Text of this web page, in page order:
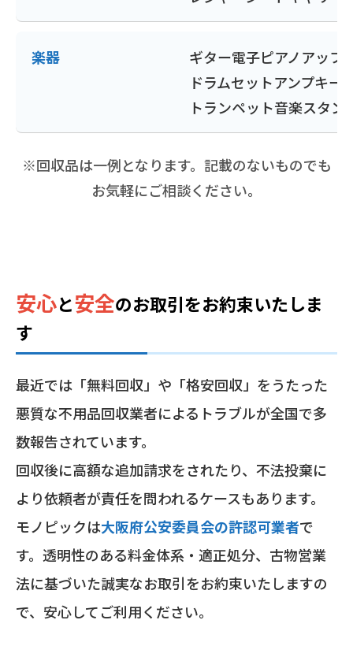
楽器 ギター電子ピアノアップ
ドラムセットアンプキー
トランペット音楽スタン
※回収品は一例となります。記載のないものでも
お気軽にご相談ください。
安心と安全のお取引をお約束いたしま
す
最近では「無料回収」や「格安回収」をうたった
悪質な不用品回収業者によるトラブルが全国で多
数報告されています。
回収後に高額な追加請求をされたり、不法投棄に
より依頼者が責任を問われるケースもあります。
モノピックは大阪府公安委員会の許認可業者で
す。透明性のある料金体系・適正処分、古物営業
法に基づいた誠実なお取引をお約束いたしますの
で、安心してご利用ください。